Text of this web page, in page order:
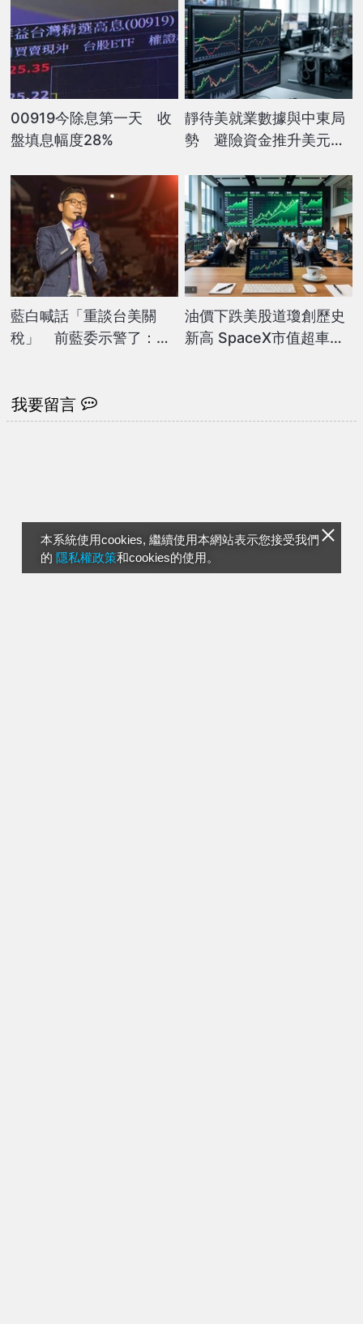
本系統使用cookies, 繼續使用本網站表示您接受我們
的 隱私權政策和cookies的使用。
00919今除息第一天 收
盤填息幅度28%
靜待美就業數據與中東局
勢 避險資金推升美元兌
藍白喊話「重談台美關
稅」 前藍委示警了：非
油價下跌美股道瓊創歷史
新高 SpaceX市值超車亞
我要留言